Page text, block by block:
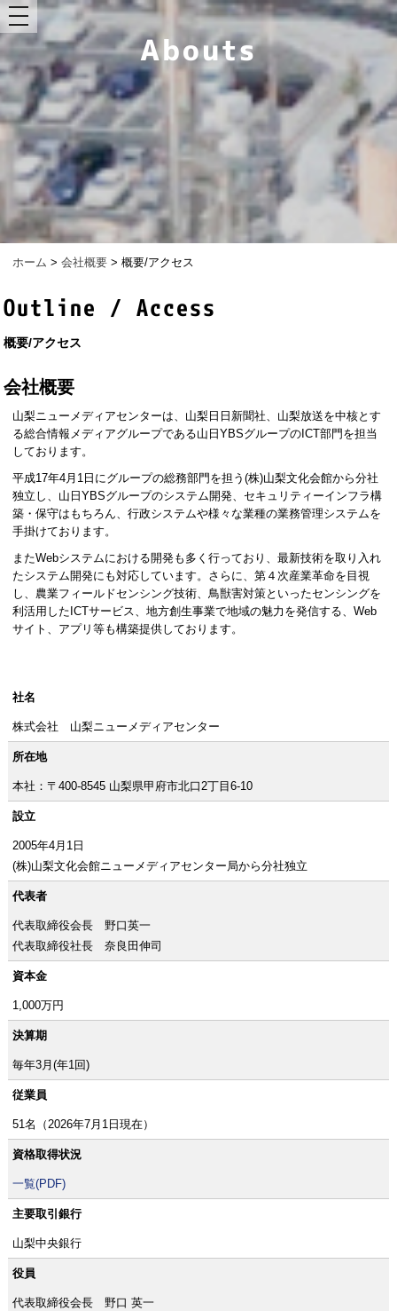
toggle
navigation
ホーム >会社概要 >概要/アクセス
Outline / Access
概要/アクセス
会社概要
山梨ニューメディアセンターは、山梨日日新聞社、山梨放送を中核とす
る総合情報メディアグループである山日YBSグループのICT部門を担当
しております。
平成17年4月1日にグループの総務部門を担う(株)山梨文化会館から分社
独立し、山日YBSグループのシステム開発、セキュリティーインフラ構
築・保守はもちろん、行政システムや様々な業種の業務管理システムを
手掛けております。
またWebシステムにおける開発も多く行っており、最新技術を取り入れ
たシステム開発にも対応しています。さらに、第４次産業革命を目視
し、農業フィールドセンシング技術、鳥獣害対策といったセンシングを
利活用したICTサービス、地方創生事業で地域の魅力を発信する、Web
サイト、アプリ等も構築提供しております。
社名
株式会社 山梨ニューメディアセンター
所在地
本社：〒400-8545 山梨県甲府市北口2丁目6-10
設立
2005年4月1日
(株)山梨文化会館ニューメディアセンター局から分社独立
代表者
代表取締役会長 野口英一
代表取締役社長 奈良田伸司
資本金
1,000万円
決算期
毎年3月(年1回)
従業員
51名（2026年7月1日現在）
資格取得状況
一覧(PDF)
主要取引銀行
山梨中央銀行
役員
代表取締役会長 野口 英一